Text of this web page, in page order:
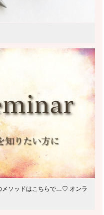
メソッドはこちらで…♡ オンラ